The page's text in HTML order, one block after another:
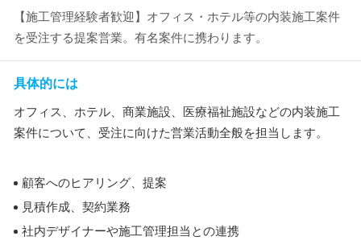
【施工管理経験者歓迎】オフィス・ホテル等の内装施工案件
を受注する提案営業。有名案件に携わります。
具体的には
オフィス、ホテル、商業施設、医療福祉施設などの内装施工
案件について、受注に向けた営業活動全般を担当します。
顧客へのヒアリング、提案
見積作成、契約業務
社内デザイナーや施工管理担当との連携